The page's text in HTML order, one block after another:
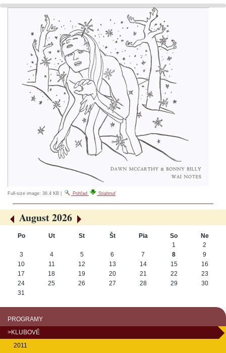
Full-size image: 36.4 KB Pohľad Stiahnuť
«
August 2026
»
Po Ut St Št Pia So
Ne
1
2
3
4 5 6 7 8
9
10
11 12 13 14 15
16
17
18 19 20 21 22
23
24
25 26 27 28 29
30
31
PROGRAMY
>KLUBOVÉ
2011